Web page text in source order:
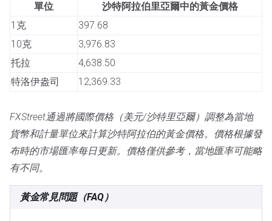
單位
沙特阿拉伯里亞爾中的黃金價格
1克
397.68
10克
3,976.83
托拉
4,638.50
特洛伊盎司
12,369.33
FXStreet通過將國際價格（美元/沙特里亞爾）調整為當地
貨幣和計量單位來計算沙特阿拉伯的黃金價格。價格根據發
布時的市場匯率每日更新。價格僅供參考，當地匯率可能略
有不同。
黃金常見問題（FAQ）